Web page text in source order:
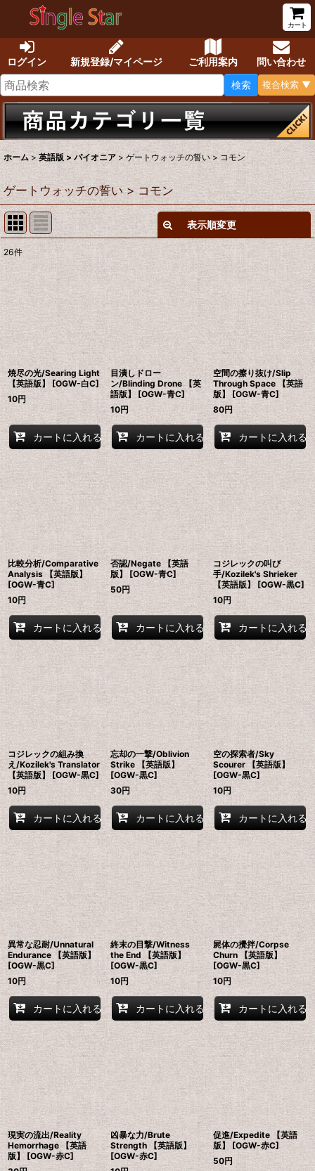
カート
ログイン 新規登録/マイページ ご利用案内
問い合わせ
検索
複合検索 ▼
ホーム > 英語版 > パイオニア > ゲートウォッチの誓い > コモン
ゲートウォッチの誓い > コモン
表示順変更
表示数
在庫あり
並び順 :
絞り込む
26件
焼尽の光/Searing Light
【英語版】 [OGW-白C]
10円
カートに入れる
目潰しドロー
ン/Blinding Drone 【英
語版】 [OGW-青C]
10円
カートに入れる
空間の擦り抜け/Slip
Through Space 【英語
版】 [OGW-青C]
80円
カートに入れる
比較分析/Comparative
Analysis 【英語版】
[OGW-青C]
10円
カートに入れる
否認/Negate 【英語
版】 [OGW-青C]
50円
カートに入れる
コジレックの叫び
手/Kozilek's Shrieker
【英語版】 [OGW-黒C]
10円
カートに入れる
コジレックの組み換
え/Kozilek's Translator
【英語版】 [OGW-黒C]
10円
カートに入れる
忘却の一撃/Oblivion
Strike 【英語版】
[OGW-黒C]
30円
カートに入れる
空の探索者/Sky
Scourer 【英語版】
[OGW-黒C]
10円
カートに入れる
異常な忍耐/Unnatural
Endurance 【英語版】
[OGW-黒C]
10円
カートに入れる
終末の目撃/Witness
the End 【英語版】
[OGW-黒C]
10円
カートに入れる
屍体の攪拌/Corpse
Churn 【英語版】
[OGW-黒C]
10円
カートに入れる
現実の流出/Reality
Hemorrhage 【英語
版】 [OGW-赤C]
凶暴な力/Brute
Strength 【英語版】
[OGW-赤C]
促進/Expedite 【英語
版】 [OGW-赤C]
50円